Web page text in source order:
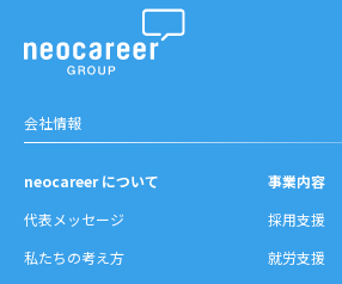
会社情報
neocareer について
代表メッセージ
私たちの考え方
事業内容
採用支援
就労支援